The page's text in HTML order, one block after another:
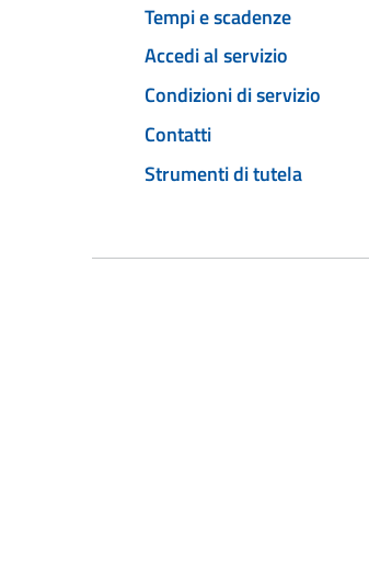
Tempi e scadenze
Accedi al servizio
Condizioni di servizio
Contatti
Strumenti di tutela